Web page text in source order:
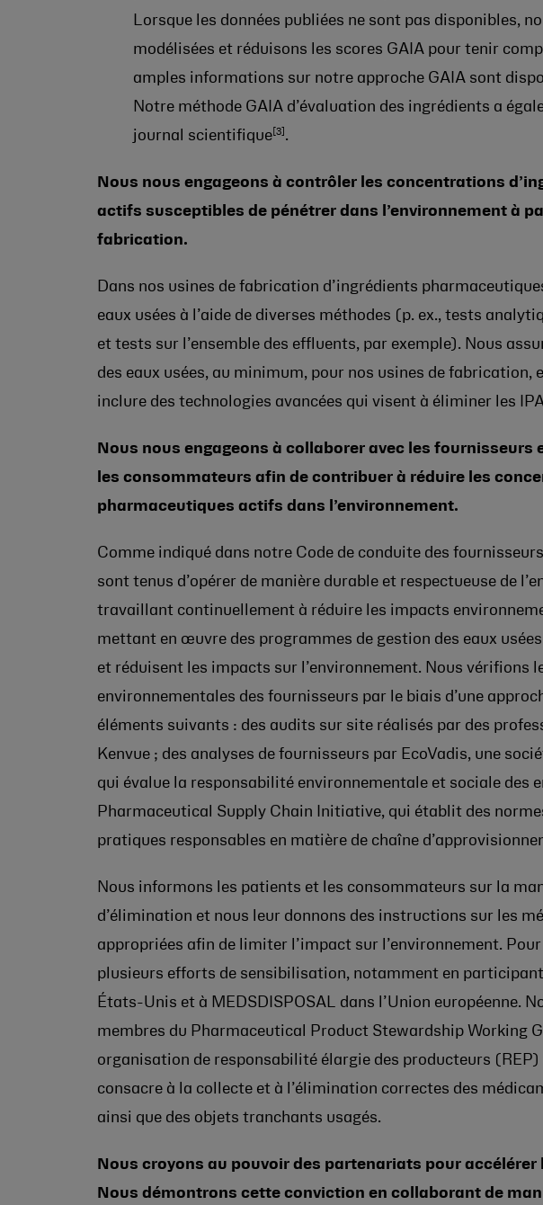
Lorsque les données publiées ne sont pas disponibles,
modélisées et réduisons les scores GAIA pour tenir
amples informations sur notre approche GAIA sont
Notre méthode GAIA d’évaluation des ingrédients a
journal scientifique [3] .
Nous nous engageons à contrôler les concentrations
actifs susceptibles de pénétrer dans l’environnement à
fabrication.
Dans nos usines de fabrication d’ingrédients
eaux usées à l’aide de diverses méthodes (p. ex., tests
et tests sur l’ensemble des effluents, par exemple). Nous
des eaux usées, au minimum, pour nos usines de
inclure des technologies avancées qui visent à éliminer les
Nous nous engageons à collaborer avec les fournisseurs
les consommateurs afin de contribuer à réduire les
pharmaceutiques actifs dans l’environnement.
Comme indiqué dans notre Code de conduite des
sont tenus d’opérer de manière durable et respectueuse de
travaillant continuellement à réduire les impacts
mettant en œuvre des programmes de gestion des eaux
et réduisent les impacts sur l’environnement. Nous vérifions
environnementales des fournisseurs par le biais d’une
éléments suivants : des audits sur site réalisés par des
Kenvue ; des analyses de fournisseurs par EcoVadis, une
qui évalue la responsabilité environnementale et sociale des
Pharmaceutical Supply Chain Initiative, qui établit des
pratiques responsables en matière de chaîne
Nous informons les patients et les consommateurs sur la
d’élimination et nous leur donnons des instructions sur les
appropriées afin de limiter l’impact sur l’environnement.
plusieurs efforts de sensibilisation, notamment en
États-Unis et à MEDSDISPOSAL dans l’Union européenne.
membres du Pharmaceutical Product Stewardship Working
organisation de responsabilité élargie des producteurs
consacre à la collecte et à l’élimination correctes des
ainsi que des objets tranchants usagés.
Nous croyons au pouvoir des partenariats pour accélérer
Nous démontrons cette conviction en collaborant de